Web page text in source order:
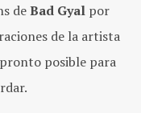
deBad Gyal por
de la artista
posible para